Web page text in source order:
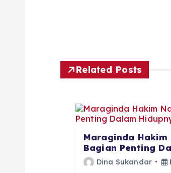
Related Posts
Maraginda Hakim
Bagian Penting
Dina Sukandar